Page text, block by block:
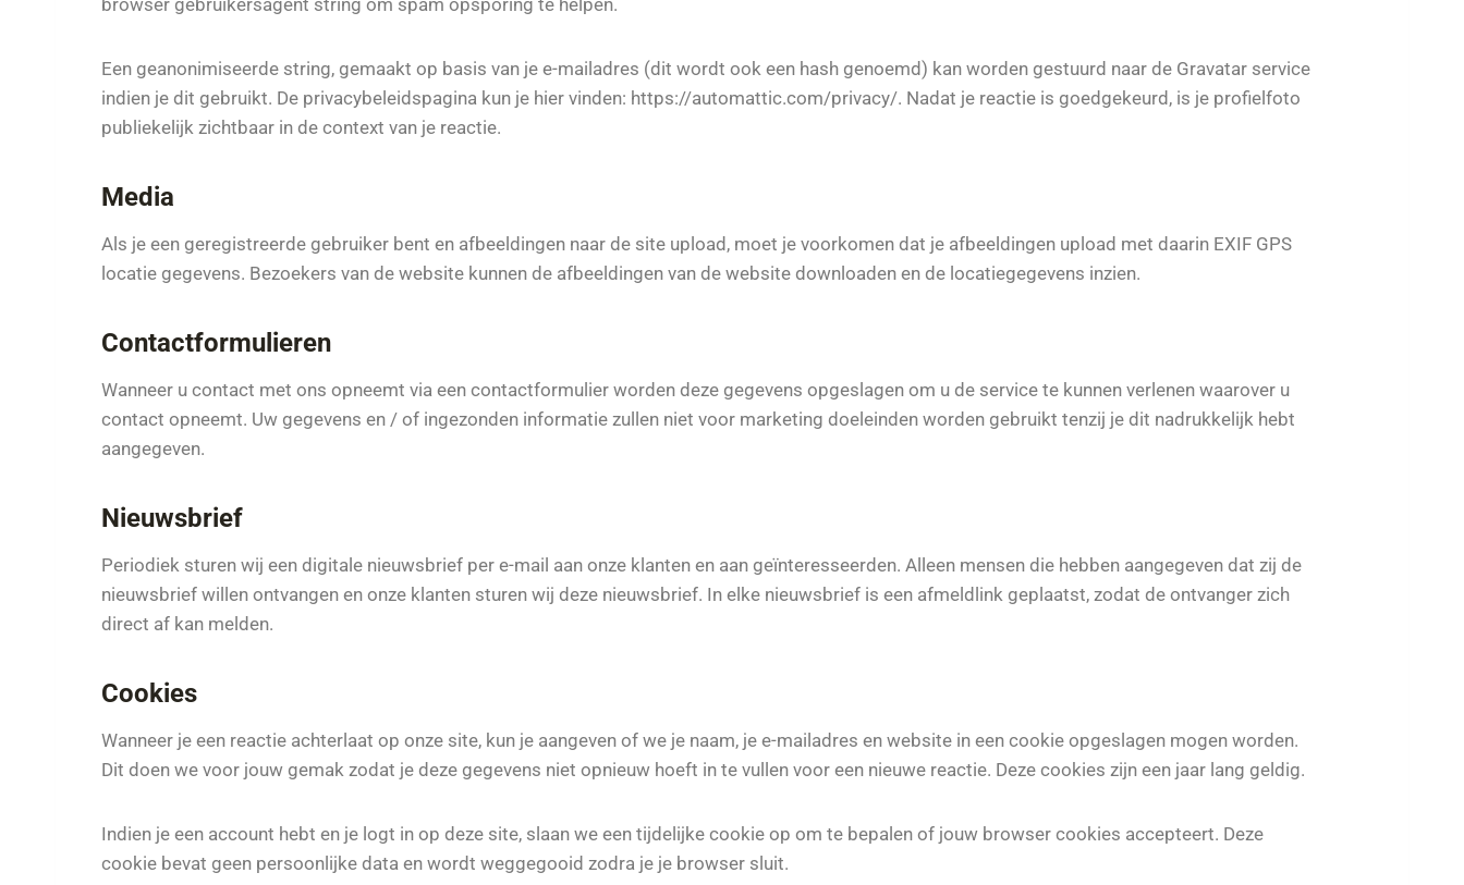
browser gebruikersagent string om spam opsporing te helpen.
Een geanonimiseerde string, gemaakt op basis van je e-mailadres (dit wordt ook een hash genoemd) kan worden gestuurd naar de Gravatar service
indien je dit gebruikt. De privacybeleidspagina kun je hier vinden: https://automattic.com/privacy/. Nadat je reactie is goedgekeurd, is je profielfoto
publiekelijk zichtbaar in de context van je reactie.
Media
Als je een geregistreerde gebruiker bent en afbeeldingen naar de site upload, moet je voorkomen dat je afbeeldingen upload met daarin EXIF GPS
locatie gegevens. Bezoekers van de website kunnen de afbeeldingen van de website downloaden en de locatiegegevens inzien.
Contactformulieren
Wanneer u contact met ons opneemt via een contactformulier worden deze gegevens opgeslagen om u de service te kunnen verlenen waarover u
contact opneemt. Uw gegevens en / of ingezonden informatie zullen niet voor marketing doeleinden worden gebruikt tenzij je dit nadrukkelijk hebt
aangegeven.
Nieuwsbrief
Periodiek sturen wij een digitale nieuwsbrief per e-mail aan onze klanten en aan geïnteresseerden. Alleen mensen die hebben aangegeven dat zij de
nieuwsbrief willen ontvangen en onze klanten sturen wij deze nieuwsbrief. In elke nieuwsbrief is een afmeldlink geplaatst, zodat de ontvanger zich
direct af kan melden.
Cookies
Wanneer je een reactie achterlaat op onze site, kun je aangeven of we je naam, je e-mailadres en website in een cookie opgeslagen mogen worden.
Dit doen we voor jouw gemak zodat je deze gegevens niet opnieuw hoeft in te vullen voor een nieuwe reactie. Deze cookies zijn een jaar lang geldig.
Indien je een account hebt en je logt in op deze site, slaan we een tijdelijke cookie op om te bepalen of jouw browser cookies accepteert. Deze
cookie bevat geen persoonlijke data en wordt weggegooid zodra je je browser sluit.